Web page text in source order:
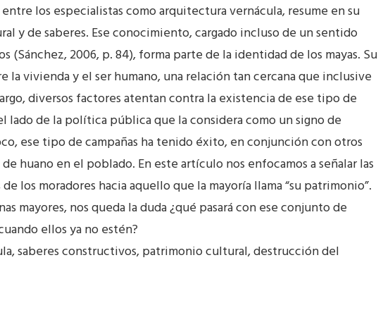
entre los especialistas como arquitectura vernácula, resume en su
y de saberes. Ese conocimiento, cargado incluso de un sentido
(Sánchez, 2006, p. 84), forma parte de la identidad de los mayas. Su
la vivienda y el ser humano, una relación tan cercana que inclusive
diversos factores atentan contra la existencia de ese tipo de
lado de la política pública que la considera como un signo de
ese tipo de campañas ha tenido éxito, en conjunción con otros
de huano en el poblado. En este artículo nos enfocamos a señalar las
los moradores hacia aquello que la mayoría llama “su patrimonio”.
mayores, nos queda la duda ¿qué pasará con ese conjunto de
ellos ya no estén?
saberes constructivos, patrimonio cultural, destrucción del